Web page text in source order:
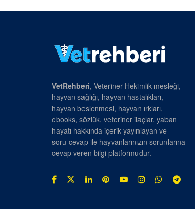
VetRehberi, Veteriner Hekimlik mesleği,
hayvan sağlığı, hayvan hastalıkları,
hayvan beslenmesi, hayvan ırkları,
ebooks, sözlük, veteriner ilaçlar, yaban
hayatı hakkında içerik yayınlayan ve
soru-cevap ile hayvanlarınızın sorunlarına
cevap veren bilgi platformudur.